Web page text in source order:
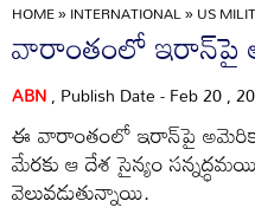
HOME»INTERNATIONAL»US
వారాంతంలో ఇరాన్‌పై
ABN, Publish Date - Feb 20 ,
ఈ వారాంతంలో ఇరాన్‌పై
మేరకు ఆ దేశ సైన్యం
వెలువడుతున్నాయి.